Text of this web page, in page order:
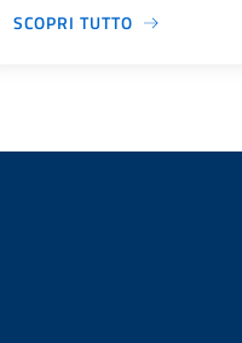
SCOPRI TUTTO